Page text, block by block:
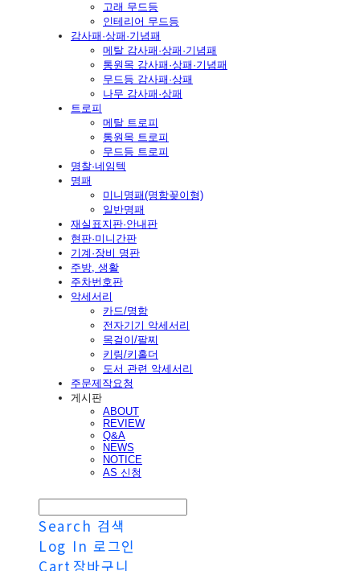
고래 무드등
인테리어 무드등
감사패·상패·기념패
메탈 감사패·상패·기념패
통원목 감사패·상패·기념패
무드등 감사패·상패
나무 감사패·상패
트로피
메탈 트로피
통원목 트로피
무드등 트로피
명찰·네임텍
명패
미니명패(명함꽂이형)
일반명패
재실표지판·안내판
현판·미니간판
기계·장비 명판
주방, 생활
주차번호판
악세서리
카드/명함
전자기기 악세서리
목걸이/팔찌
키링/키홀더
도서 관련 악세서리
주문제작요청
게시판
ABOUT
REVIEW
Q&A
NEWS
NOTICE
AS 신청
Search 검색
Log In 로그인
Cart 장바구니